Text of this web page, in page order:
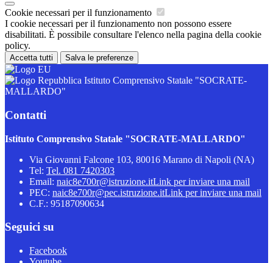
Cookie necessari per il funzionamento
I cookie necessari per il funzionamento non possono essere
disabilitati. È possibile consultare l'elenco nella pagina della cookie
policy.
Accetta tutti Salva le preferenze
Istituto Comprensivo Statale "SOCRATE-
MALLARDO"
Contatti
Istituto Comprensivo Statale "SOCRATE-MALLARDO"
Via Giovanni Falcone 103, 80016 Marano di Napoli (NA)
Tel: Tel. 081 7420303
Email: naic8e700r@istruzione.itLink per inviare una mail
PEC: naic8e700r@pec.istruzione.itLink per inviare una mail
C.F.: 95187090634
Seguici su
Facebook